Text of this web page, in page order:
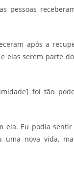
pessoas
após a
elas serem parte
foi tão
ela. Eu podia
uma nova vida,